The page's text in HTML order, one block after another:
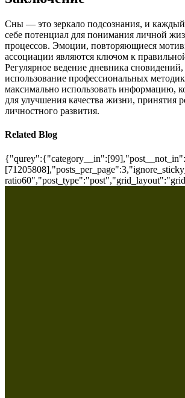
Сны — это зеркало подсознания, и каждый
себе потенциал для понимания личной
процессов. Эмоции, повторяющиеся
ассоциации являются ключом к
Регулярное ведение дневника сновидений,
использование профессиональных
максимально использовать информацию,
для улучшения качества жизни, принятия
личностного развития.
Related Blog
{"qurey":{"category__in":[99],"post__not_in":